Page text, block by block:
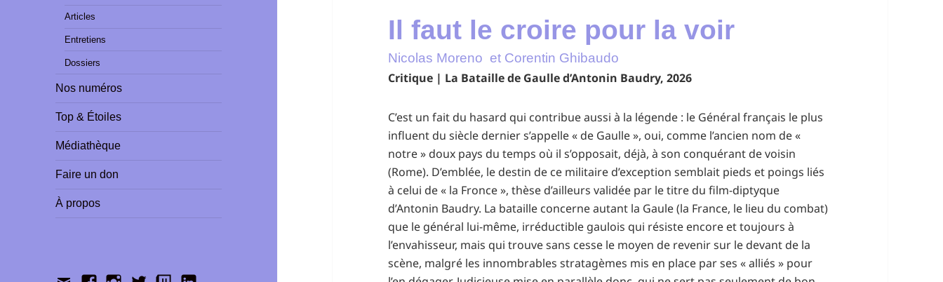
Articles
Entretiens
Dossiers
Nos numéros
Top & Étoiles
Médiathèque
Faire un don
À propos
Il faut le croire pour la voir
Nicolas Moreno et Corentin Ghibaudo
Critique | La Bataille de Gaulle d’Antonin Baudry, 2026
C’est un fait du hasard qui contribue aussi à la légende : le Général français le plus
influent du siècle dernier s’appelle « de Gaulle », oui, comme l’ancien nom de «
notre » doux pays du temps où il s’opposait, déjà, à son conquérant de voisin
(Rome). D’emblée, le destin de ce militaire d’exception semblait pieds et poings liés
à celui de « la Fronce », thèse d’ailleurs validée par le titre du film-diptyque
d’Antonin Baudry. La bataille concerne autant la Gaule (la France, le lieu du combat)
que le général lui-même, irréductible gaulois qui résiste encore et toujours à
l’envahisseur, mais qui trouve sans cesse le moyen de revenir sur le devant de la
scène, malgré les innombrables stratagèmes mis en place par ses « alliés » pour